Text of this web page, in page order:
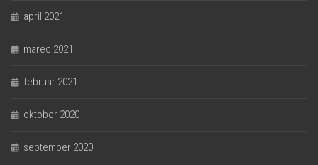
april 2021
marec 2021
februar 2021
oktober 2020
september 2020